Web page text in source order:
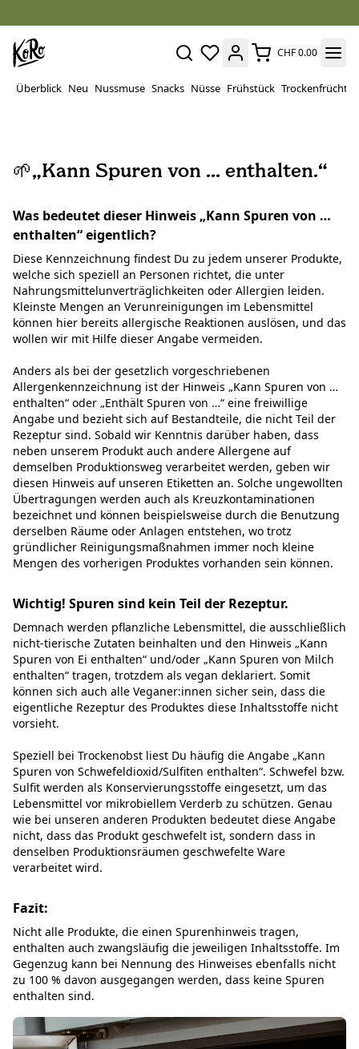
CHF 0.00
Überblick Neu Nussmuse Snacks Nüsse Frühstück Trockenfrüchte
🌱„Kann Spuren von … enthalten.“
Was bedeutet dieser Hinweis „Kann Spuren von …
enthalten“ eigentlich?
Diese Kennzeichnung findest Du zu jedem unserer Produkte,
welche sich speziell an Personen richtet, die unter
Nahrungsmittelunverträglichkeiten oder Allergien leiden.
Kleinste Mengen an Verunreinigungen im Lebensmittel
können hier bereits allergische Reaktionen auslösen, und das
wollen wir mit Hilfe dieser Angabe vermeiden.
Anders als bei der gesetzlich vorgeschriebenen
Allergenkennzeichnung ist der Hinweis „Kann Spuren von …
enthalten“ oder „Enthält Spuren von …“ eine freiwillige
Angabe und bezieht sich auf Bestandteile, die nicht Teil der
Rezeptur sind. Sobald wir Kenntnis darüber haben, dass
neben unserem Produkt auch andere Allergene auf
demselben Produktionsweg verarbeitet werden, geben wir
diesen Hinweis auf unseren Etiketten an. Solche ungewollten
Übertragungen werden auch als Kreuzkontaminationen
bezeichnet und können beispielsweise durch die Benutzung
derselben Räume oder Anlagen entstehen, wo trotz
gründlicher Reinigungsmaßnahmen immer noch kleine
Mengen des vorherigen Produktes vorhanden sein können.
Wichtig! Spuren sind kein Teil der Rezeptur.
Demnach werden pflanzliche Lebensmittel, die ausschließlich
nicht-tierische Zutaten beinhalten und den Hinweis „Kann
Spuren von Ei enthalten“ und/oder „Kann Spuren von Milch
enthalten“ tragen, trotzdem als vegan deklariert. Somit
können sich auch alle Veganer:innen sicher sein, dass die
eigentliche Rezeptur des Produktes diese Inhaltsstoffe nicht
vorsieht.
Speziell bei Trockenobst liest Du häufig die Angabe „Kann
Spuren von Schwefeldioxid/Sulfiten enthalten“. Schwefel bzw.
Sulfit werden als Konservierungsstoffe eingesetzt, um das
Lebensmittel vor mikrobiellem Verderb zu schützen. Genau
wie bei unseren anderen Produkten bedeutet diese Angabe
nicht, dass das Produkt geschwefelt ist, sondern dass in
denselben Produktionsräumen geschwefelte Ware
verarbeitet wird.
Fazit:
Nicht alle Produkte, die einen Spurenhinweis tragen,
enthalten auch zwangsläufig die jeweiligen Inhaltsstoffe. Im
Gegenzug kann bei Nennung des Hinweises ebenfalls nicht
zu 100 % davon ausgegangen werden, dass keine Spuren
enthalten sind.